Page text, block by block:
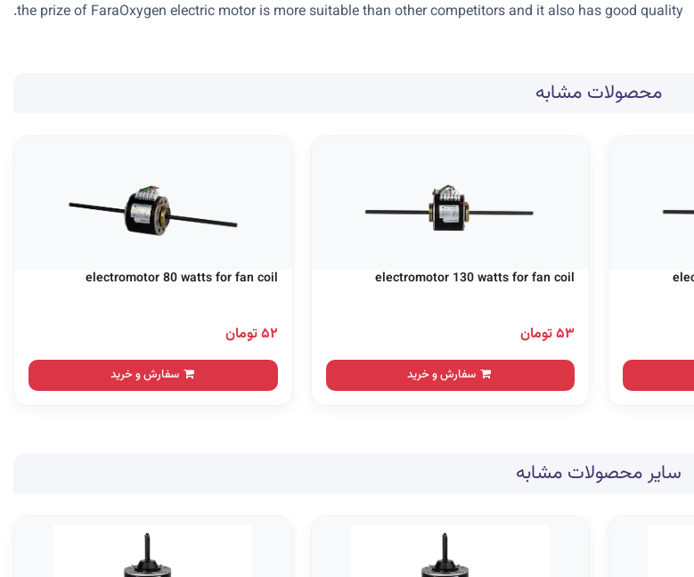
the prize of FaraOxygen electric motor is more suitable than other competitors and it also has good quality.
محصولات مشابه
electromotor 130 watts for fan coil
۵۳ تومان
سفارش و خرید
electromotor 80 watts for fan coil
۵۲ تومان
سفارش و خرید
سایر محصولات مشابه